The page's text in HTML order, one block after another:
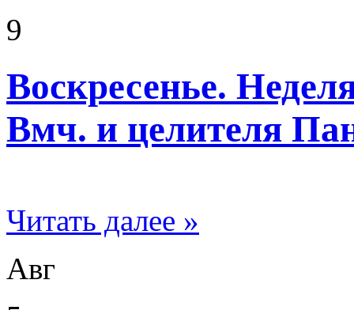
9
Воскресенье.
Вмч. и целителя
Читать далее »
Авг